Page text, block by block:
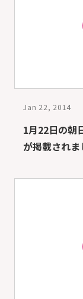
Jan 22, 2014
1月22日の朝
が掲載されま